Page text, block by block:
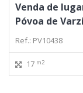
Venda de
Póvoa de
Ref.: PV10438
17 m2